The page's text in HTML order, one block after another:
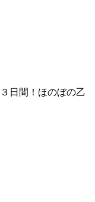
日間！ほのぼの乙